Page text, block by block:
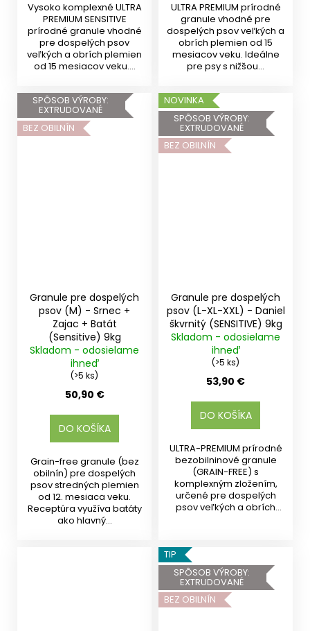
Vysoko komplexné ULTRA
PREMIUM SENSITIVE
prírodné granule vhodné
pre dospelých psov
veľkých a obrích plemien
od 15 mesiacov veku....
ULTRA PREMIUM prírodné
granule vhodné pre
dospelých psov veľkých a
obrích plemien od 15
mesiacov veku. Ideálne
pre psy s nižšou...
SPÔSOB VÝROBY:
EXTRUDOVANÉ
BEZ OBILNÍN
Granule pre dospelých
psov (M) - Srnec +
Zajac + Batát
(Sensitive) 9kg
Skladom - odosielame
ihneď
(>5 ks)
50,90 €
DO KOŠÍKA
Grain-free granule (bez
obilnín) pre dospelých
psov stredných plemien
od 12. mesiaca veku.
Receptúra využíva batáty
ako hlavný...
NOVINKA
SPÔSOB VÝROBY:
EXTRUDOVANÉ
BEZ OBILNÍN
Granule pre dospelých
psov (L-XL-XXL) - Daniel
škvrnitý (SENSITIVE) 9kg
Skladom - odosielame
ihneď
(>5 ks)
53,90 €
DO KOŠÍKA
ULTRA-PREMIUM prírodné
bezobilninové granule
(GRAIN-FREE) s
komplexným zložením,
určené pre dospelých
psov veľkých a obrích
TIP
SPÔSOB VÝROBY:
EXTRUDOVANÉ
BEZ OBILNÍN